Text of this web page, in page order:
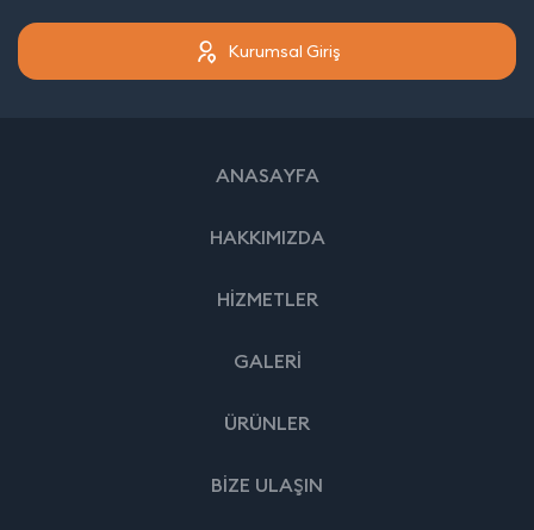
Kurumsal Giriş
ANASAYFA
HAKKIMIZDA
HİZMETLER
GALERİ
ÜRÜNLER
BİZE ULAŞIN